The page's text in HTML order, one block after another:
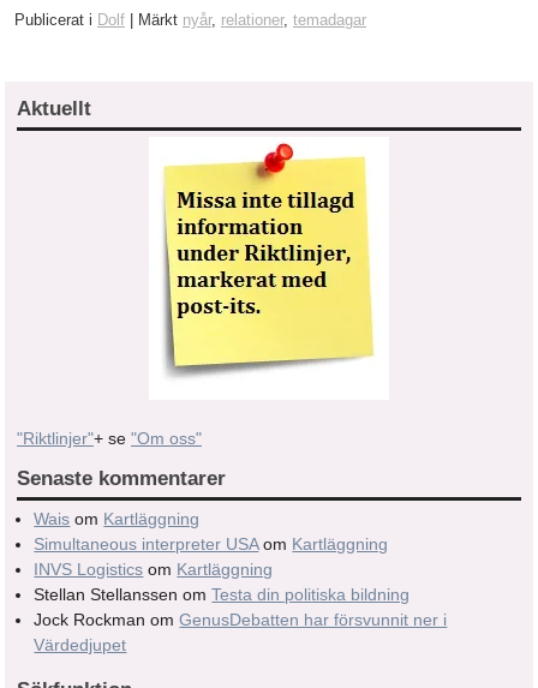
Publicerat i Dolf Märkt nyår, relationer, temadagar
Aktuellt
"Riktlinjer"+ se "Om oss"
Senaste kommentarer
Wais om Kartläggning
Simultaneous interpreter USAom Kartläggning
INVS Logistics om Kartläggning
Stellan Stellanssen omTesta din politiska bildning
Jock Rockman omGenusDebatten har försvunnit ner i
Värdedjupet